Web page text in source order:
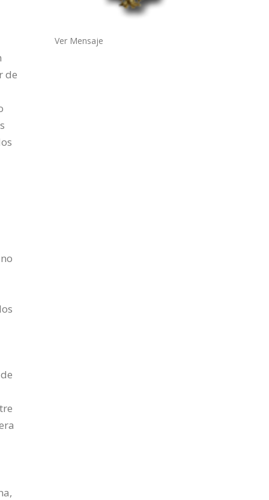
de
Ver Mensaje